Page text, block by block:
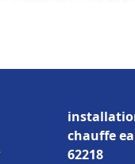
chauffe
62218